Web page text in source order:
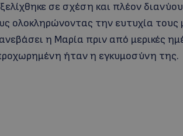
σε σχέση και πλέον
ολοκληρώνοντας την ευτυχία
η Μαρία πριν από μερικές
ήταν η εγκυμοσύνη της.